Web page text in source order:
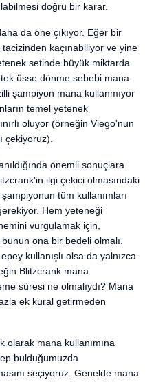
doğru bir karar.
da öne çıkıyor. Eğer bir
kaçınabiliyor ve yine
setinde büyük miktarda
üsse dönme sebebi mana
şampiyon mana kullanmıyor
temel yetenek
oluyor (örneğin Viego'nun
çekiyoruz).
önemli sonuçlara
ilgi çekici olmasındaki
tüm kullanımları
Hem yeteneği
vurgulamak için,
ona bir bedeli olmalı.
kullanışlı olsa da yalnızca
Blitzcrank mana
süresi ne olmalıydı? Mana
ek kural getirmeden
olarak mana kullanımına
bulduğumuzda
seçiyoruz. Genelde mana